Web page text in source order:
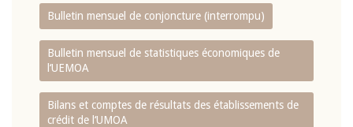
Bulletin mensuel de conjoncture (interrompu)
Bulletin mensuel de statistiques économiques de
l‘UEMOA
Bilans et comptes de résultats des établissements de
crédit de l‘UMOA